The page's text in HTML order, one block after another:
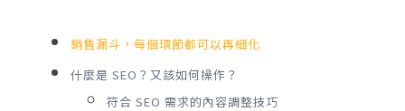
銷售漏斗，每個環節都可以再細化
什麼是 SEO？又該如何操作？
符合 SEO 需求的內容調整技巧